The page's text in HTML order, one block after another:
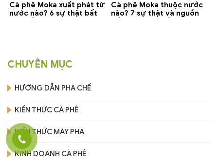
Cà phê Moka xuất phát từ
nước nào? 6 sự thật bất
Cà phê Moka thuộc nước
nào? 7 sự thật và nguồn
CHUYÊN MỤC
HƯỚNG DẪN PHA CHẾ
KIẾN THỨC CÀ PHÊ
KIẾN THỨC MÁY PHA
KINH DOANH CÀ PHÊ